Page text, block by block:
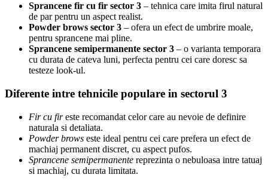
Sprancene fir cu fir sector 3 – tehnica care imita firul natural
de par pentru un aspect realist.
Powder brows sector 3 – ofera un efect de umbrire moale,
pentru sprancene mai pline.
Sprancene semipermanente sector 3 – o varianta temporara
cu durata de cateva luni, perfecta pentru cei care doresc sa
testeze look-ul.
Diferente intre tehnicile populare in sectorul 3
Fir cu fireste recomandat celor care au nevoie de definire
naturala si detaliata.
Powder brows este ideal pentru cei care prefera un efect de
machiaj permanent discret, cu aspect pufos.
Sprancene semipermanente reprezinta o nebuloasa intre tatuaj
si machiaj, cu durata limitata.